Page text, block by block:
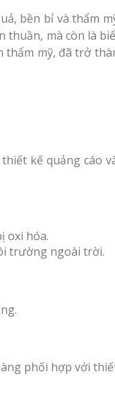
bền bỉ và thẩm
mà còn là
mỹ, đã trở
kế quảng
oxi hóa.
trường ngoài trời.
phối hợp với